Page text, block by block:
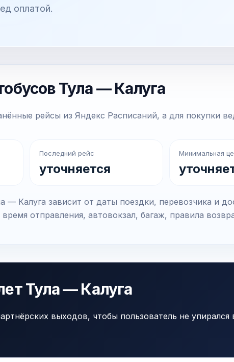
оплатой.
Тула — Калуга
рейсы из Яндекс Расписаний, а для покупки
Последний рейс
уточняется
Минимальная
— Калуга зависит от даты поездки, перевозчика и
отправления, автовокзал, багаж, правила
Тула — Калуга
выходов, чтобы пользователь не